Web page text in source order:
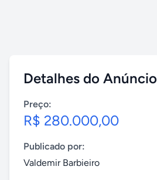
Detalhes do Anúncio
Preço:
R$ 280.000,00
Publicado por:
Valdemir Barbieiro